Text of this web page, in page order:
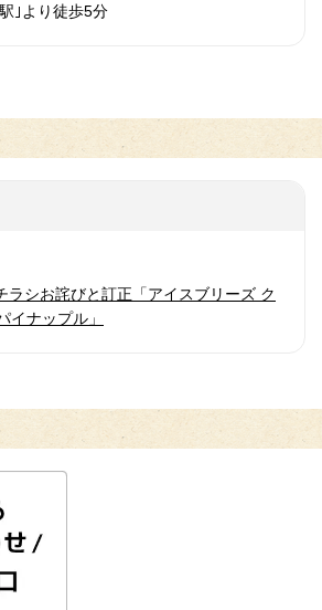
｣より徒歩5分
ラシお詫びと訂正「アイスブリーズ ク
イナップル」